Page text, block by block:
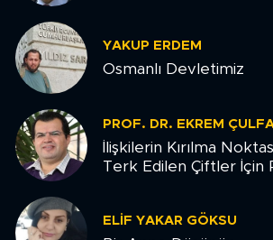
YAKUP ERDEM
Osmanlı Devletimiz
PROF. DR. EKREM
İlişkilerin Kırılma
Terk Edilen Çiftler İçin
ELIF YAKAR GÖKSU